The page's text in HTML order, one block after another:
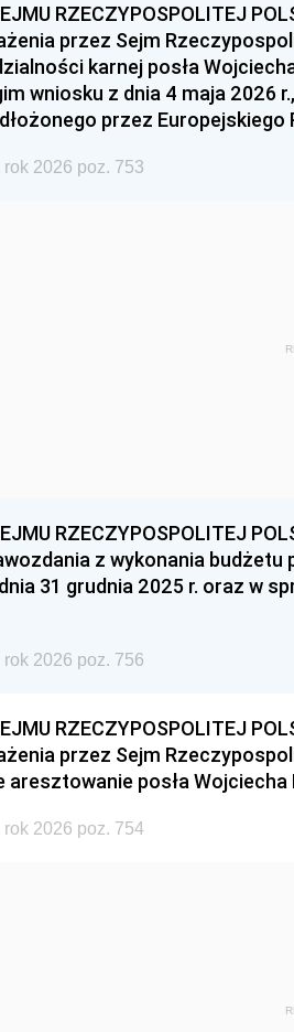
RZECZYPOSPOLITEJ
przez Sejm
karnej posła
wniosku z dnia 4 maja 2026
przez
2026 poz. 753
RZECZYPOSPOLITEJ
z wykonania budżetu
31 grudnia 2025 r. oraz w
2026 poz. 756
RZECZYPOSPOLITEJ
przez Sejm
aresztowanie posła Wojciecha
2026 poz. 754